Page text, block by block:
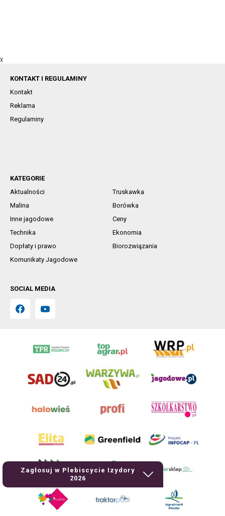
X
Zagłosuj w Plebiscycie Izydory
2026
KONTAKT I REGULAMINY
Kontakt
Reklama
Regulaminy
KATEGORIE
Aktualności
Truskawka
Malina
Borówka
Inne jagodowe
Ceny
Technika
Ekonomia
Dopłaty i prawo
Biorozwiązania
Komunikaty Jagodowe
SOCIAL MEDIA